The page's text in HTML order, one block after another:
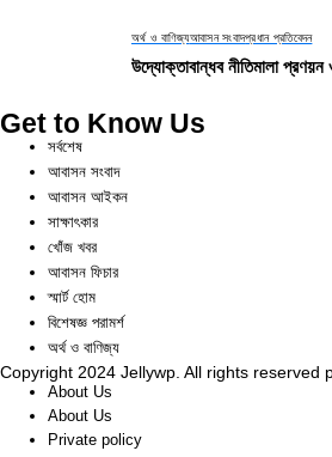
অর্থ ও বাণিজ্যআবাসন সংবাদপ্রধান প্রতিবেদন
উদ্যোক্তাবান্ধব নীতিমালা
Get to Know Us
সর্বশেষ
আবাসন সংবাদ
আবাসন আইকন
সাক্ষাৎকার
খোঁজ খবর
আবাসন ফিচার
স্মার্ট হোম
বিশেষজ্ঞ পরামর্শ
অর্থ ও বাণিজ্য
Copyright 2024 Jellywp. All rights reserved
About Us
About Us
Private policy